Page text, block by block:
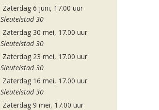
Zaterdag 6 juni, 17.00 uur
Sleutelstad 30
Zaterdag 30 mei, 17.00 uur
Sleutelstad 30
Zaterdag 23 mei, 17.00 uur
Sleutelstad 30
Zaterdag 16 mei, 17.00 uur
Sleutelstad 30
Zaterdag 9 mei, 17.00 uur